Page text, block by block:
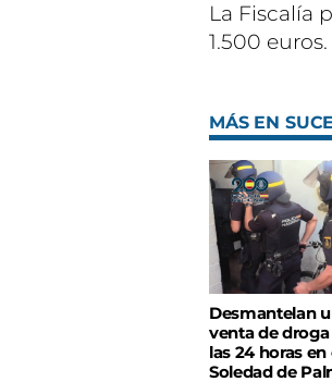
La Fiscalía
1.500 euros.
MÁS EN
Desmantelan
venta de
las 24 horas
Soledad de